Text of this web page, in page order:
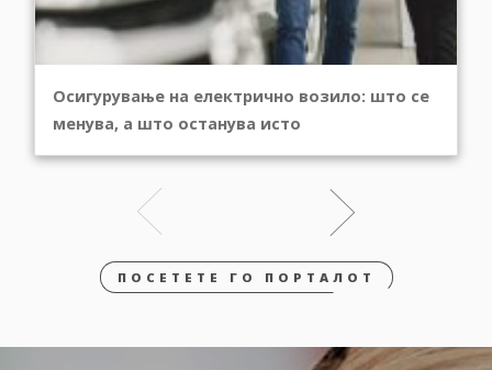
Осигурување на електрично возило: што се
менува, а што останува исто
ПОСЕТЕТЕ ГО ПОРТАЛОТ